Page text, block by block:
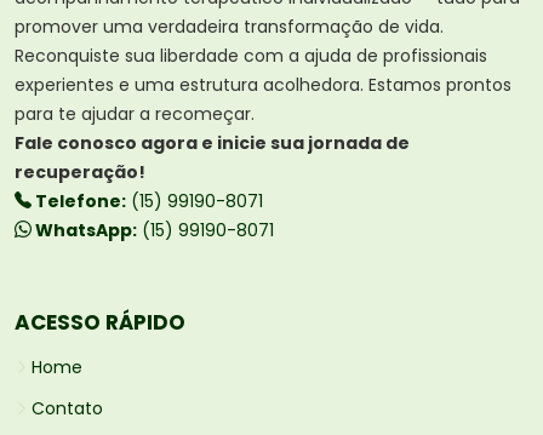
promover uma verdadeira transformação de vida.
Reconquiste sua liberdade com a ajuda de profissionais
experientes e uma estrutura acolhedora. Estamos prontos
para te ajudar a recomeçar.
Fale conosco agora e inicie sua jornada de
recuperação!
Telefone: (15) 99190-8071
WhatsApp: (15) 99190-8071
ACESSO RÁPIDO
Home
Contato